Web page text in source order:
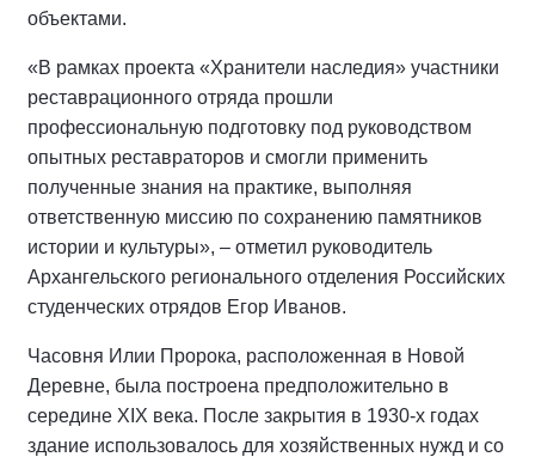
объектами.
«В рамках проекта «Хранители наследия» участники
реставрационного отряда прошли
профессиональную подготовку под руководством
опытных реставраторов и смогли применить
полученные знания на практике, выполняя
ответственную миссию по сохранению памятников
истории и культуры», – отметил руководитель
Архангельского регионального отделения Российских
студенческих отрядов Егор Иванов.
Часовня Илии Пророка, расположенная в Новой
Деревне, была построена предположительно в
середине XIX века. После закрытия в 1930-х годах
здание использовалось для хозяйственных нужд и со